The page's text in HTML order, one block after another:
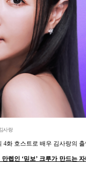
사랑
4화 호스트로 배우 김사랑의
렙인 ‘믿보’ 크루가 만드는